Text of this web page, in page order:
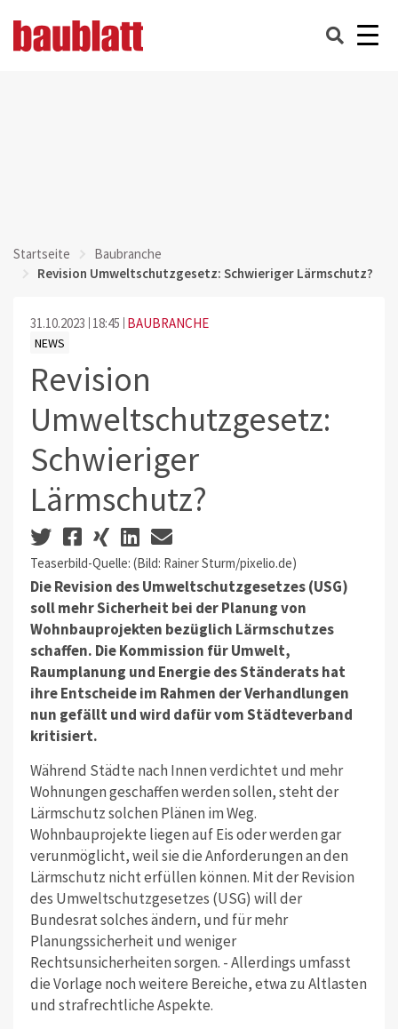
Startseite
Baubranche
Revision Umweltschutzgesetz: Schwieriger Lärmschutz?
31.10.2023 18:45 BAUBRANCHE
NEWS
Revision
Umweltschutzgesetz:
Schwieriger
Lärmschutz?
Teaserbild-Quelle: (Bild: Rainer Sturm/pixelio.de)
Die Revision des Umweltschutzgesetzes (USG)
soll mehr Sicherheit bei der Planung von
Wohnbauprojekten bezüglich Lärmschutzes
schaffen. Die Kommission für Umwelt,
Raumplanung und Energie des Ständerats hat
ihre Entscheide im Rahmen der Verhandlungen
nun gefällt und wird dafür vom Städteverband
kritisiert.
Während Städte nach Innen verdichtet und mehr
Wohnungen geschaffen werden sollen, steht der
Lärmschutz solchen Plänen im Weg.
Wohnbauprojekte liegen auf Eis oder werden gar
verunmöglicht, weil sie die Anforderungen an den
Lärmschutz nicht erfüllen können. Mit der Revision
des Umweltschutzgesetzes (USG) will der
Bundesrat solches ändern, und für mehr
Planungssicherheit und weniger
Rechtsunsicherheiten sorgen. - Allerdings umfasst
die Vorlage noch weitere Bereiche, etwa zu Altlasten
und strafrechtliche Aspekte.